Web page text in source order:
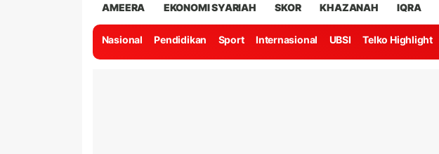
AMEERA EKONOMI SYARIAH SKOR KHAZANAH IQRA
Nasional Pendidikan Sport Internasional UBSI Telko Highlight